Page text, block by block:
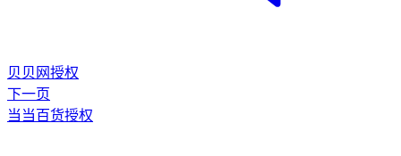
贝贝网授权
下一页
当当百货授权